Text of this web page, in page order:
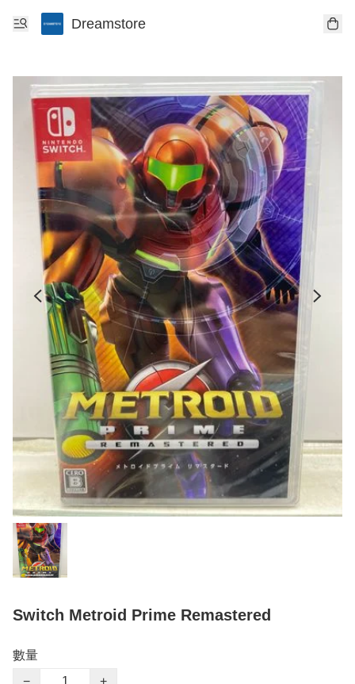
Dreamstore
Switch Metroid Prime Remastered
數量
−
+